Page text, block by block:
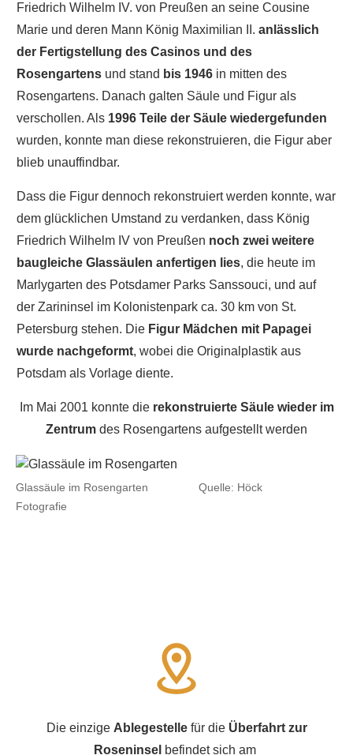
Friedrich Wilhelm IV. von Preußen an seine Cousine
Marie und deren Mann König Maximilian II. anlässlich
der Fertigstellung des Casinos und des
Rosengartens und stand bis 1946 in mitten des
Rosengartens. Danach galten Säule und Figur als
verschollen. Als 1996 Teile der Säule wiedergefunden
wurden, konnte man diese rekonstruieren, die Figur aber
blieb unauffindbar.
Dass die Figur dennoch rekonstruiert werden konnte, war
dem glücklichen Umstand zu verdanken, dass König
Friedrich Wilhelm IV von Preußen noch zwei weitere
baugleiche Glassäulen anfertigen lies, die heute im
Marlygarten des Potsdamer Parks Sanssouci, und auf
der Zarininsel im Kolonistenpark ca. 30 km von St.
Petersburg stehen. Die Figur Mädchen mit Papagei
wurde nachgeformt, wobei die Originalplastik aus
Potsdam als Vorlage diente.
Im Mai 2001 konnte die rekonstruierte Säule wieder im
Zentrum des Rosengartens aufgestellt werden
Glassäule im Rosengarten Quelle: Höck
Fotografie
Die einzige Ablegestellefür die Überfahrt zur
Roseninsel befindet sich am